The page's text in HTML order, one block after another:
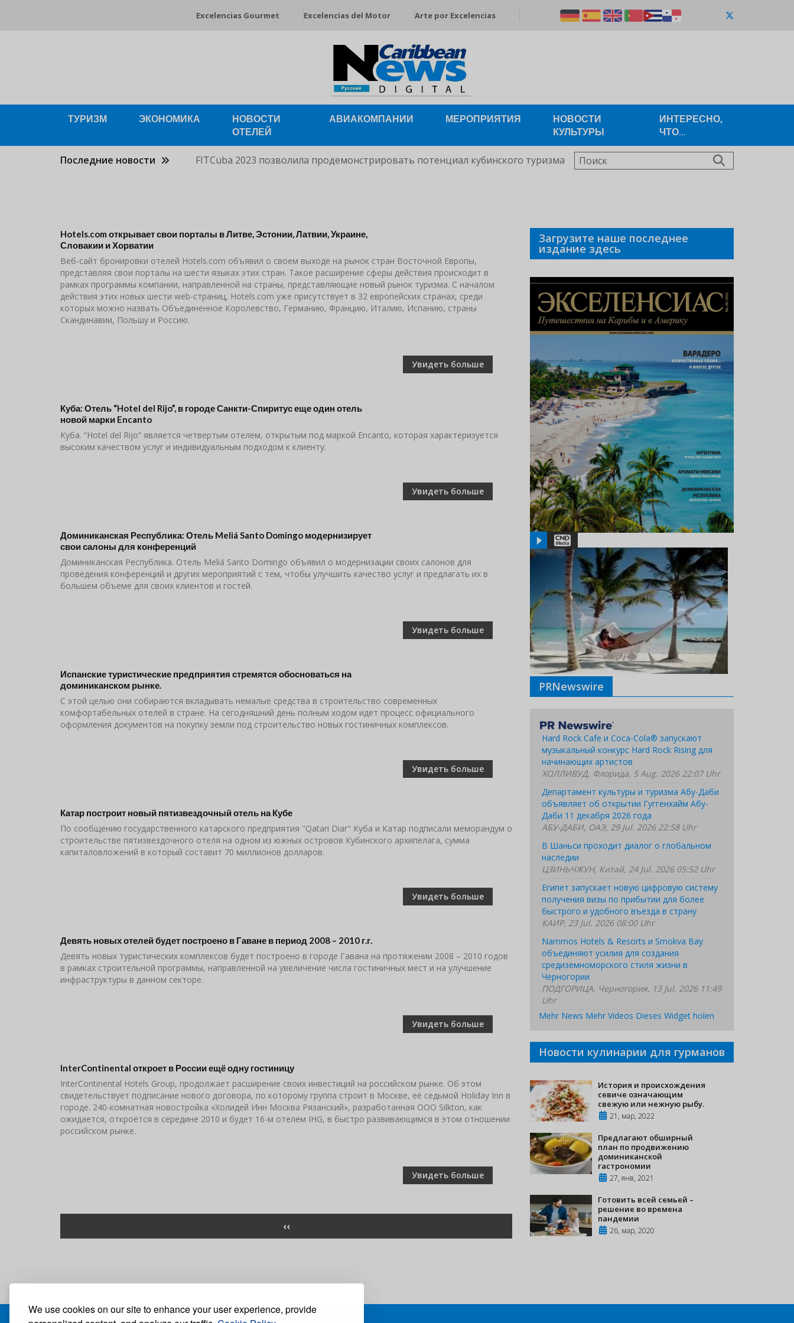
We use cookies on our site to enhance your user experience, provide
Excelencias Gourmet Excelencias del Motor Arte por Excelencias
ТУРИЗМ ЭКОНОМИКА
НОВОСТИ
ОТЕЛЕЙ
АВИАКОМПАНИИ МЕРОПРИЯТИЯ
НОВОСТИ
КУЛЬТУРЫ
ИНТЕРЕСНО,
ЧТО...
Последние новости FITCuba 2023 позволила продемонстрировать потенциал кубинского туризма Поиск
Hotels.com открывает свои порталы в Литве, Эстонии, Латвии, Украине,
Словакии и Хорватии
Веб-сайт бронировки отелей Hotels.com объявил о своем выходе на рынок стран Восточной Европы,
представляя свои порталы на шести языках этих стран. Такое расширение сферы действия происходит в
рамках программы компании, направленной на страны, представляющие новый рынок туризма. С началом
действия этих новых шести web-страниц, Hotels.com уже присутствует в 32 европейских странах, среди
которых можно назвать Объединенное Королевство, Германию, Францию, Италию, Испанию, страны
Скандинавии, Польшу и Россию.
Увидеть больше
Куба: Отель “Hotel del Rijo”, в городе Санкти-Спиритус еще один отель
новой марки Encanto
Куба. “Hotel del Rijo” является четвертым отелем, открытым под маркой Encanto, которая характеризуется
высоким качеством услуг и индивидуальным подходом к клиенту.
Увидеть больше
Доминиканская Республика: Отель Meliá Santo Domingo модернизирует
свои салоны для конференций
Доминиканская Республика. Отель Meliá Santo Domingo объявил о модернизации своих салонов для
проведения конференций и других мероприятий с тем, чтобы улучшить качество услуг и предлагать их в
большем объеме для своих клиентов и гостей.
Увидеть больше
Испанские туристические предприятия стремятся обосноваться на
доминиканском рынке.
С этой целью они собираются вкладывать немалые средства в строительство современных
комфортабельных отелей в стране. На сегодняшний день полным ходом идет процесс официального
оформления документов на покупку земли под строительство новых гостиничных комплексов.
Увидеть больше
Катар построит новый пятизвездочный отель на Кубе
По сообщению государственного катарского предприятия "Qatari Diar" Куба и Катар подписали меморандум о
строительстве пятизвездочного отеля на одном из южных островов Кубинского архипелага, сумма
капиталовложений в который составит 70 миллионов долларов.
Увидеть больше
Девять новых отелей будет построено в Гаване в период 2008 – 2010 г.г.
Девять новых туристических комплексов будет построено в городе Гавана на протяжении 2008 – 2010 годов
в рамках строительной программы, направленной на увеличение числа гостиничных мест и на улучшение
инфраструктуры в данном секторе.
Увидеть больше
InterContinental откроет в России ещё одну гостиницу
InterContinental Hotels Group, продолжает расширение своих инвестиций на российском рынке. Об этом
свидетельствует подписание нового договора, по которому группа строит в Москве, её седьмой Holiday Inn в
городе. 240-комнатная новостройка «Холидей Инн Москва Рязанский», разработанная ООО Silkton, как
ожидается, откроётся в середине 2010 и будет 16-м отелем IHG, в быстро развивающимся в этом отношении
российском рынке.
Увидеть больше
ПРЕДЫДУЩАЯ
СТРАНИЦА
‹‹
Загрузите наше последнее
издание здесь
PRNewswire
Hard Rock Cafe и Coca-Cola® запускают
музыкальный конкурс Hard Rock Rising для
начинающих артистов
ХОЛЛИВУД, Флорида, 5 Aug. 2026 22:07 Uhr
Департамент культуры и туризма Абу-Даби
объявляет об открытии Гуггенхайм Абу-
Даби 11 декабря 2026 года
АБУ-ДАБИ, ОАЭ, 29 Jul. 2026 22:58 Uhr
В Шаньси проходит диалог о глобальном
наследии
ЦЗИНЬЧЖУН, Китай, 24 Jul. 2026 05:52 Uhr
Египет запускает новую цифровую систему
получения визы по прибытии для более
быстрого и удобного въезда в страну
КАИР, 23 Jul. 2026 08:00 Uhr
Nammos Hotels & Resorts и Smokva Bay
объединяют усилия для создания
средиземноморского стиля жизни в
Черногории
ПОДГОРИЦА, Черногория, 13 Jul. 2026 11:49
Uhr
Mehr News Mehr Videos Dieses Widget holen
Новости кулинарии для гурманов
История и происхождения
севиче означающим
свежую или нежную рыбу.
21, мар, 2022
Предлагают обширный
план по продвижению
доминиканской
гастрономии
27, янв, 2021
Готовить всей семьей –
решение во времена
пандемии
26, мар, 2020